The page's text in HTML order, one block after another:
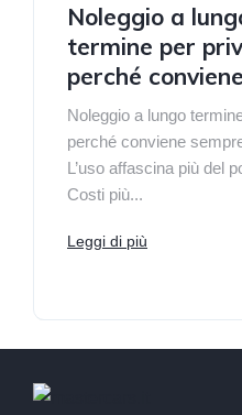
Noleggio a
termine per
perché conviene
Noleggio a lungo
perché conviene
L’uso affascina più del
Costi più...
Leggi di più